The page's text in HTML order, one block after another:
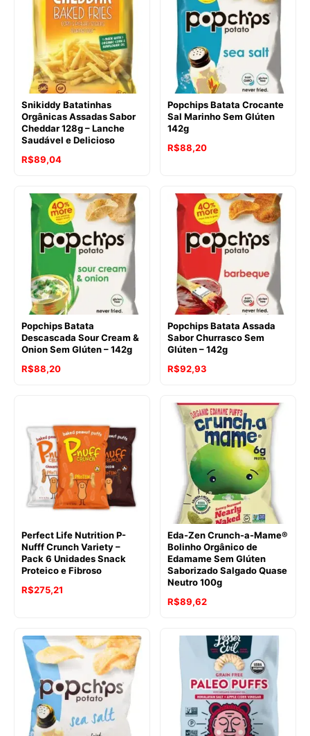
R$103,64.R$101,01.
Snikiddy Batatinhas
Orgânicas Assadas Sabor
Cheddar 128g – Lanche
Saudável e Delicioso
O
original
era:
R$96,86.
R$89,04O
atual
é:
R$89,04.
Popchips Batata Crocante
Sal Marinho Sem Glúten
142g
O
era:
R$103,64.
R$88,20O
é:
R$88,20.
Popchips Batata
Descascada Sour Cream &
Onion Sem Glúten – 142g
O
R$103,64.
R$88,20O
é:
R$88,20.
Popchips Batata Assada
Sabor Churrasco Sem
Glúten – 142g
O
original
era:
R$103,64.
R$92,93
atual
é:
R$92,93.
Perfect Life Nutrition P-
Nufff Crunch Variety –
Pack 6 Unidades Snack
Proteico e Fibroso
R$275,21
Eda-Zen Crunch-a-Mame®
Bolinho Orgânico de
Edamame Sem Glúten
Saborizado Salgado Quase
Neutro 100g
O
original
R$113,82.
R$89,62O
atual
é:
R$89,62.